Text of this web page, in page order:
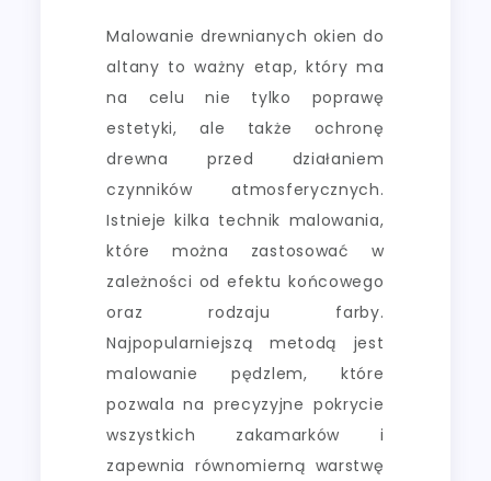
Malowanie drewnianych okien do
altany to ważny etap, który ma
na celu nie tylko poprawę
estetyki, ale także ochronę
drewna przed działaniem
czynników atmosferycznych.
Istnieje kilka technik malowania,
które można zastosować w
zależności od efektu końcowego
oraz rodzaju farby.
Najpopularniejszą metodą jest
malowanie pędzlem, które
pozwala na precyzyjne pokrycie
wszystkich zakamarków i
zapewnia równomierną warstwę